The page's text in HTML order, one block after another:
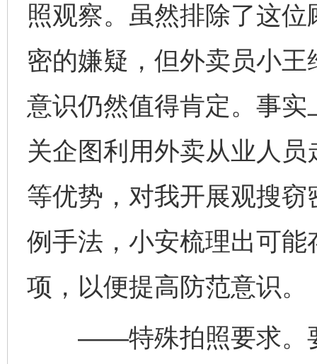
照观察。虽然排除了这
密的嫌疑，但外卖员小
意识仍然值得肯定。事
关企图利用外卖从业人
等优势，对我开展观搜
例手法，小安梳理出可
项，以便提高防范意识。
——特殊拍照要求。要